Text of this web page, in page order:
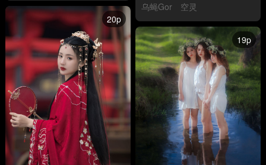
乌蝇Gor
空灵
20p
19p